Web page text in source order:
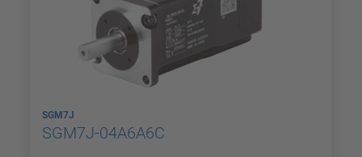
SGM7J
SGM7J-04A6A6C